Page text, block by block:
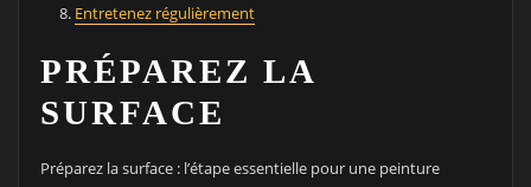
Entretenez régulièrement
PRÉPAREZ LA
SURFACE
Préparez la surface : l’étape essentielle pour une peinture